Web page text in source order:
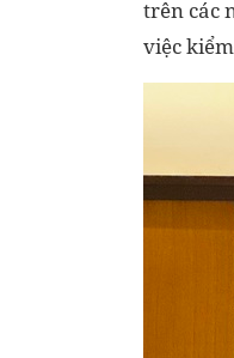
trên các
việc